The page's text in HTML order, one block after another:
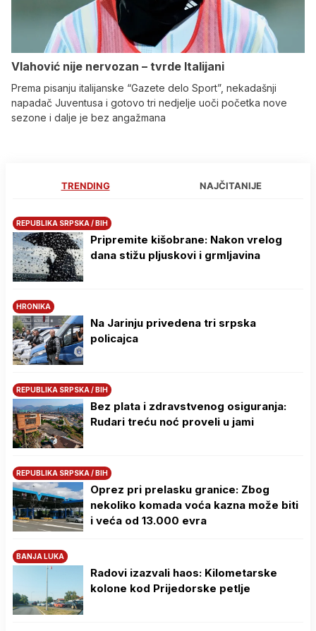
Vlahović nije nervozan – tvrde Italijani
Prema pisanju italijanske “Gazete delo Sport”, nekadašnji
napadač Juventusa i gotovo tri nedjelje uoči početka nove
sezone i dalje je bez angažmana
TRENDING NAJČITANIJE
REPUBLIKA SRPSKA / BIH
Pripremite kišobrane: Nakon vrelog
dana stižu pljuskovi i grmljavina
HRONIKA
Na Јarinju privedena tri srpska
policajca
REPUBLIKA SRPSKA / BIH
Bez plata i zdravstvenog osiguranja:
Rudari treću noć proveli u jami
REPUBLIKA SRPSKA / BIH
Oprez pri prelasku granice: Zbog
nekoliko komada voća kazna može biti
i veća od 13.000 evra
BANJA LUKA
Radovi izazvali haos: Kilometarske
kolone kod Prijedorske petlje